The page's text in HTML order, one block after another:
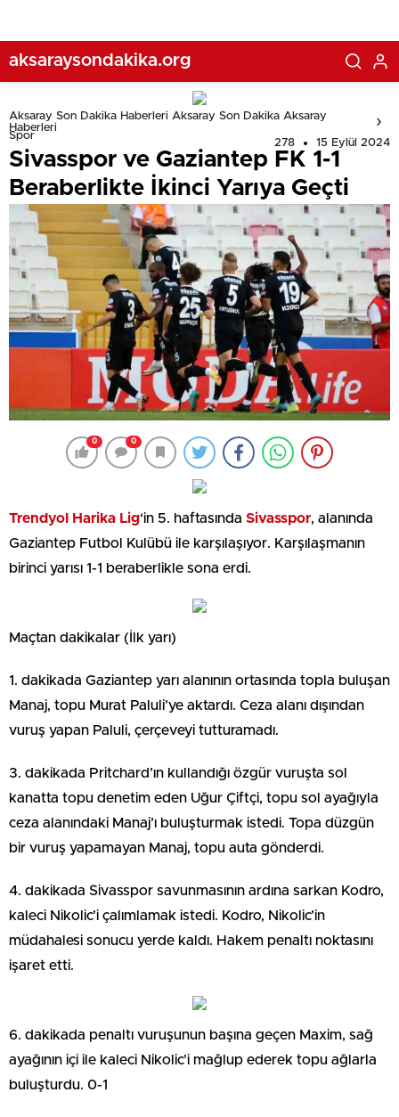
aksaraysondakika.org
Aksaray Son Dakika Haberleri Aksaray Son Dakika Aksaray
Haberleri
Spor
278 15 Eylül 2024
Sivasspor ve Gaziantep FK 1-1
Beraberlikte İkinci Yarıya Geçti
0 0
Trendyol Harika Lig‘in 5. haftasında Sivasspor, alanında
Gaziantep Futbol Kulübü ile karşılaşıyor. Karşılaşmanın
birinci yarısı 1-1 beraberlikle sona erdi.
Maçtan dakikalar (İlk yarı)
1. dakikada Gaziantep yarı alanının ortasında topla buluşan
Manaj, topu Murat Paluli’ye aktardı. Ceza alanı dışından
vuruş yapan Paluli, çerçeveyi tutturamadı.
3. dakikada Pritchard’ın kullandığı özgür vuruşta sol
kanatta topu denetim eden Uğur Çiftçi, topu sol ayağıyla
ceza alanındaki Manaj’ı buluşturmak istedi. Topa düzgün
bir vuruş yapamayan Manaj, topu auta gönderdi.
4. dakikada Sivasspor savunmasının ardına sarkan Kodro,
kaleci Nikolic’i çalımlamak istedi. Kodro, Nikolic’in
müdahalesi sonucu yerde kaldı. Hakem penaltı noktasını
işaret etti.
6. dakikada penaltı vuruşunun başına geçen Maxim, sağ
ayağının içi ile kaleci Nikolic’i mağlup ederek topu ağlarla
buluşturdu. 0-1